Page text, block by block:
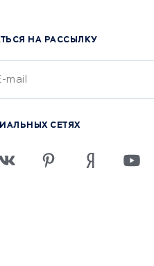
онлайн
НА РАССЫЛКУ
СЕТЯХ